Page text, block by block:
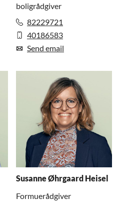
boligrådgiver
82229721
40186583
Send email
Susanne Øhrgaard Heisel
Formuerådgiver